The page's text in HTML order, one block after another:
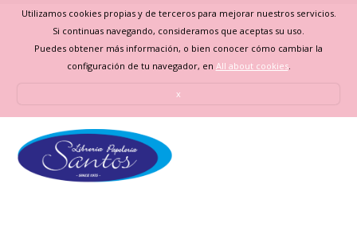
Utilizamos cookies propias y de terceros para mejorar nuestros servicios.
Si continuas navegando, consideramos que aceptas su uso.
Puedes obtener más información, o bien conocer cómo cambiar la
configuración de tu navegador, en All about cookies.
x